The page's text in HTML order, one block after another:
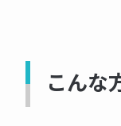
こんな